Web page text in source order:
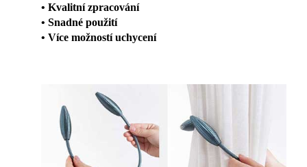
• Kvalitní zpracování
• Snadné použití
• Více možností uchycení